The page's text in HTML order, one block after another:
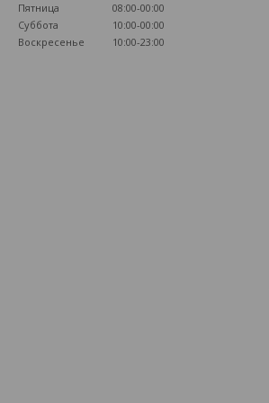
Пятница
08:00-00:00
Суббота
10:00-00:00
Воскресенье
10:00-23:00